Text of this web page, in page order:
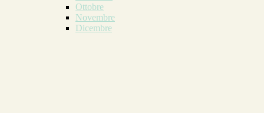
Ottobre
Novembre
Dicembre